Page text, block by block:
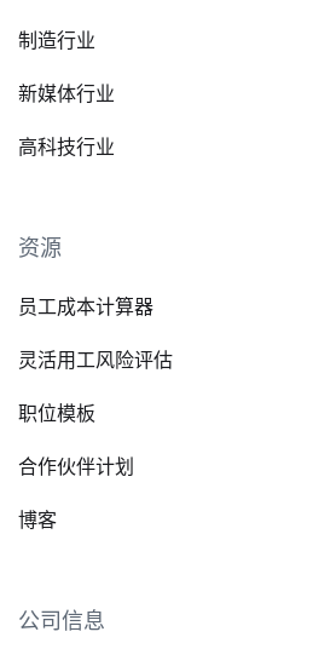
制造行业
新媒体行业
高科技行业
资源
员工成本计算器
灵活用工风险评估
职位模板
合作伙伴计划
博客
公司信息